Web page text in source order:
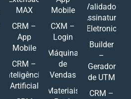
MAX
CRM –
App
Mobile
CRM –
Inteligência
Artificial
Mobile
CXM –
Login
Máquina
de
Vendas
Materiais
Validador
Assinatura
Eletronic
Builder
–
Gerador
de UTM
CRM –